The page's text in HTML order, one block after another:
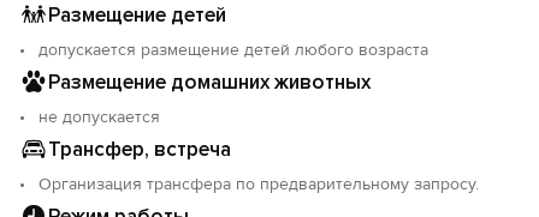
Размещение детей
допускается размещение детей любого возраста
Размещение домашних животных
не допускается
Трансфер, встреча
Организация трансфера по предварительному запросу.